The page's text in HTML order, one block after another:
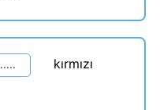
kırmızı